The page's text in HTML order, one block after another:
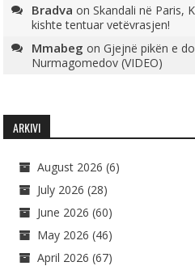
Bradva onSkandali në Paris,
kishte tentuar vetëvrasjen!
Mmabeg onGjejnë pikën e
Nurmagomedov (VIDEO)
ARKIVI
August 2026 (6)
July 2026 (28)
June 2026 (60)
May 2026 (46)
April 2026 (67)